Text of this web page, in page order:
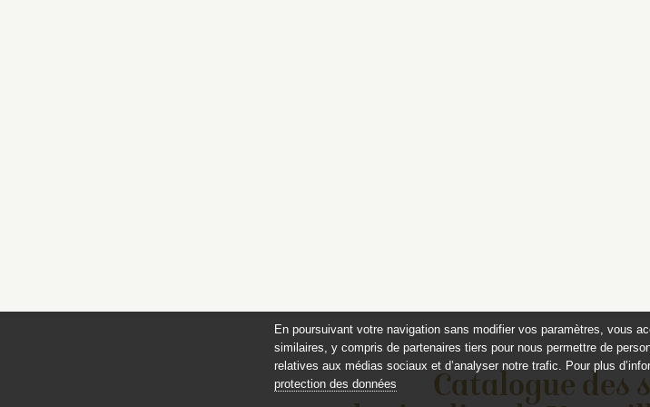
Catalogue des
En poursuivant votre navigation sans modifier vos paramètres, vous
similaires, y compris de partenaires tiers pour nous permettre de
relatives aux médias sociaux et d’analyser notre trafic. Pour plus
protection des données